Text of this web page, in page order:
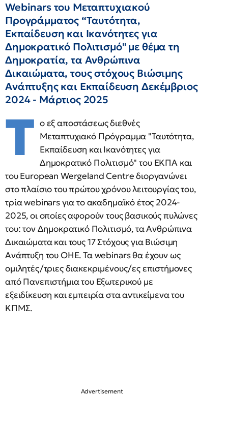
Webinars του Μεταπτυχιακού
Προγράμματος “Ταυτότητα,
Εκπαίδευση και Ικανότητες για
Δημοκρατικό Πολιτισμό" με θέμα τη
Δημοκρατία, τα Ανθρώπινα
Δικαιώματα, τους στόχους Βιώσιμης
Ανάπτυξης και Εκπαίδευση Δεκέμβριος
2024 - Μάρτιος 2025
Τ ο εξ αποστάσεως διεθνές
Μεταπτυχιακό Πρόγραμμα "Ταυτότητα,
Εκπαίδευση και Ικανότητες για
Δημοκρατικό Πολιτισμό" του ΕΚΠΑ και
του European Wergeland Centre διοργανώνει
στο πλαίσιο του πρώτου χρόνου λειτουργίας του,
τρία webinars για το ακαδημαϊκό έτος 2024-
2025, οι οποίες αφορούν τους βασικούς πυλώνες
του: τον Δημοκρατικό Πολιτισμό, τα Ανθρώπινα
Δικαιώματα και τους 17 Στόχους για Βιώσιμη
Ανάπτυξη του ΟΗΕ. Τα webinars θα έχουν ως
ομιλητές/τριες διακεκριμένους/ες επιστήμονες
από Πανεπιστήμια του Εξωτερικού με
εξειδίκευση και εμπειρία στα αντικείμενα του
KΠΜΣ.